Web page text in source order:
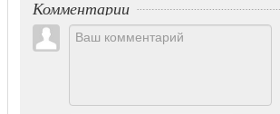
Комментарии